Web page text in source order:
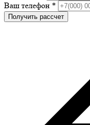
Ваш телефон *
Получить рассчет